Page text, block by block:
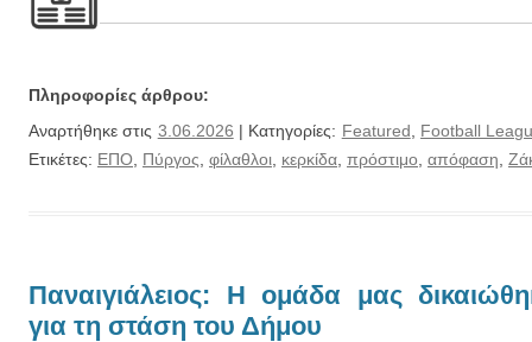
Πληροφορίες άρθρου:
Αναρτήθηκε στις 3.06.2026 | Κατηγορίες: Featured
Football
Ετικέτες: ΕΠΟ Πύργος φίλαθλοι κερκίδα πρόστιμο απόφαση
Παναιγιάλειος: Η ομάδα μας
για τη στάση του Δήμου